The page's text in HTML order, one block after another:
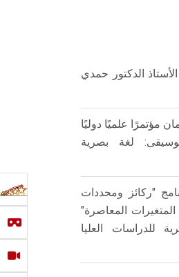
الدكتور حمدي
مؤتمرًا علميًا دوليًا
لغة بصرية
"ركائز ومحددات
المعاصرة"
للدراسات العليا